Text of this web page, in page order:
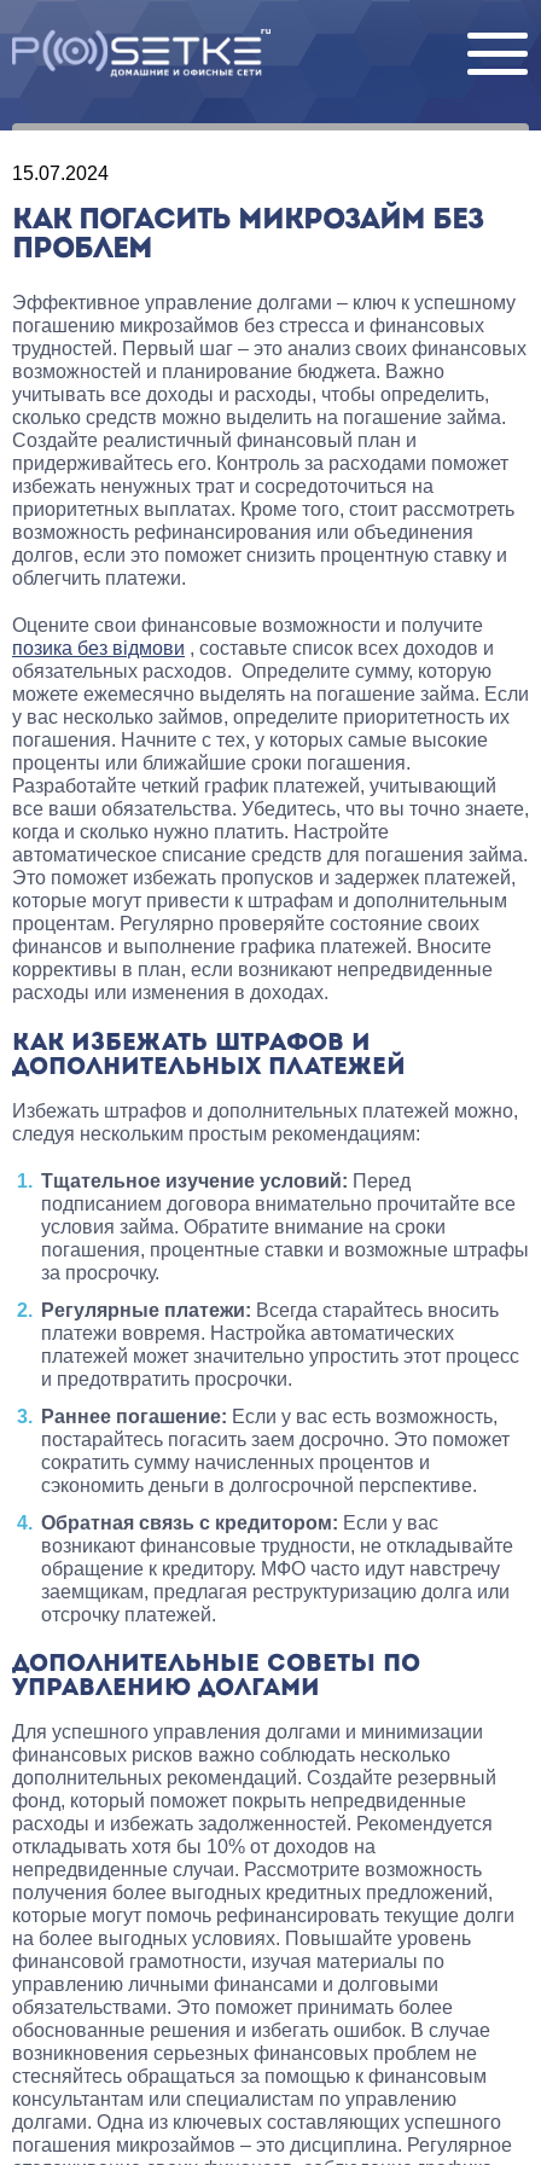
15.07.2024
КАК ПОГАСИТЬ МИКРОЗАЙМ БЕЗ
ПРОБЛЕМ
Эффективное управление долгами – ключ к успешному
погашению микрозаймов без стресса и финансовых
трудностей. Первый шаг – это анализ своих финансовых
возможностей и планирование бюджета. Важно
учитывать все доходы и расходы, чтобы определить,
сколько средств можно выделить на погашение займа.
Создайте реалистичный финансовый план и
придерживайтесь его. Контроль за расходами поможет
избежать ненужных трат и сосредоточиться на
приоритетных выплатах. Кроме того, стоит рассмотреть
возможность рефинансирования или объединения
долгов, если это поможет снизить процентную ставку и
облегчить платежи.
Оцените свои финансовые возможности и получите
позика без відмови , составьте список всех доходов и
обязательных расходов. Определите сумму, которую
можете ежемесячно выделять на погашение займа. Если
у вас несколько займов, определите приоритетность их
погашения. Начните с тех, у которых самые высокие
проценты или ближайшие сроки погашения.
Разработайте четкий график платежей, учитывающий
все ваши обязательства. Убедитесь, что вы точно знаете,
когда и сколько нужно платить. Настройте
автоматическое списание средств для погашения займа.
Это поможет избежать пропусков и задержек платежей,
которые могут привести к штрафам и дополнительным
процентам. Регулярно проверяйте состояние своих
финансов и выполнение графика платежей. Вносите
коррективы в план, если возникают непредвиденные
расходы или изменения в доходах.
КАК ИЗБЕЖАТЬ ШТРАФОВ И
ДОПОЛНИТЕЛЬНЫХ ПЛАТЕЖЕЙ
Избежать штрафов и дополнительных платежей можно,
следуя нескольким простым рекомендациям:
Тщательное изучение условий: Перед
подписанием договора внимательно прочитайте все
условия займа. Обратите внимание на сроки
погашения, процентные ставки и возможные штрафы
за просрочку.
Регулярные платежи: Всегда старайтесь вносить
платежи вовремя. Настройка автоматических
платежей может значительно упростить этот процесс
и предотвратить просрочки.
Раннее погашение: Если у вас есть возможность,
постарайтесь погасить заем досрочно. Это поможет
сократить сумму начисленных процентов и
сэкономить деньги в долгосрочной перспективе.
Обратная связь с кредитором: Если у вас
возникают финансовые трудности, не откладывайте
обращение к кредитору. МФО часто идут навстречу
заемщикам, предлагая реструктуризацию долга или
отсрочку платежей.
ДОПОЛНИТЕЛЬНЫЕ СОВЕТЫ ПО
УПРАВЛЕНИЮ ДОЛГАМИ
Для успешного управления долгами и минимизации
финансовых рисков важно соблюдать несколько
дополнительных рекомендаций. Создайте резервный
фонд, который поможет покрыть непредвиденные
расходы и избежать задолженностей. Рекомендуется
откладывать хотя бы 10% от доходов на
непредвиденные случаи. Рассмотрите возможность
получения более выгодных кредитных предложений,
которые могут помочь рефинансировать текущие долги
на более выгодных условиях. Повышайте уровень
финансовой грамотности, изучая материалы по
управлению личными финансами и долговыми
обязательствами. Это поможет принимать более
обоснованные решения и избегать ошибок. В случае
возникновения серьезных финансовых проблем не
стесняйтесь обращаться за помощью к финансовым
консультантам или специалистам по управлению
долгами. Одна из ключевых составляющих успешного
погашения микрозаймов – это дисциплина. Регулярное